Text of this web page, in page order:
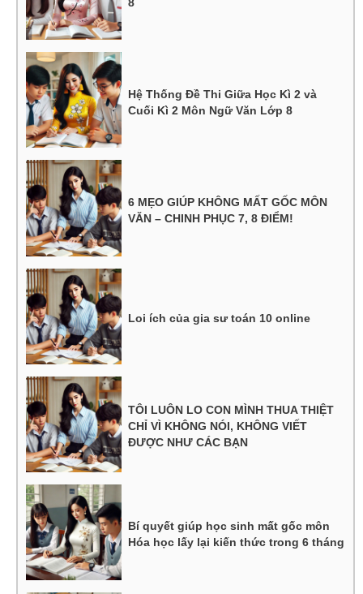
Hệ Thống Đề Thi Giữa Học Kì 2 và
Cuối Kì 2 Môn Ngữ Văn Lớp 8
6 MẸO GIÚP KHÔNG MẤT GỐC MÔN
VĂN – CHINH PHỤC 7, 8 ĐIỂM!
Loi ích của gia sư toán 10 online
TÔI LUÔN LO CON MÌNH THUA THIỆT
CHỈ VÌ KHÔNG NÓI, KHÔNG VIẾT
ĐƯỢC NHƯ CÁC BẠN
Bí quyết giúp học sinh mất gốc môn
Hóa học lấy lại kiến thức trong 6 tháng